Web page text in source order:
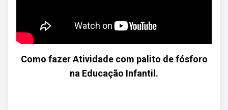
Como fazer Atividade com palito de fósforo
na Educação Infantil.